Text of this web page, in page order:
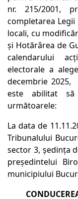
nr. 215/2001,
completarea
locali, cu
şi Hotărârea de
calendarului
electorale a
decembrie 2025,
este abilitat să
următoarele:
La data de
Tribunalului
sector 3, şedinţa
preşedintelui
municipiului